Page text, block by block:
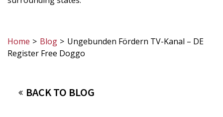
Home > Blog > Ungebunden Fördern TV-Kanal – DE
Register Free Doggo
BACK TO BLOG